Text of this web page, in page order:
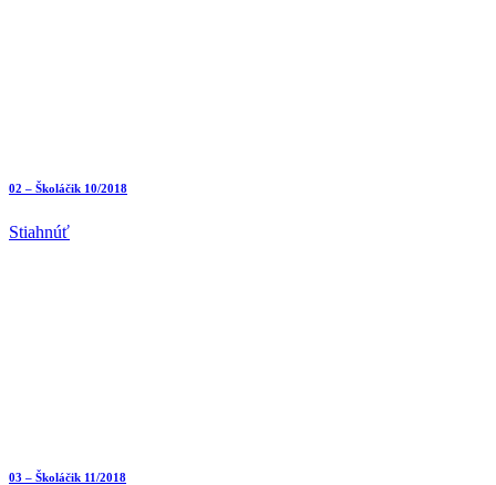
02 – Školáčik 10/2018
Stiahnúť
03 – Školáčik 11/2018